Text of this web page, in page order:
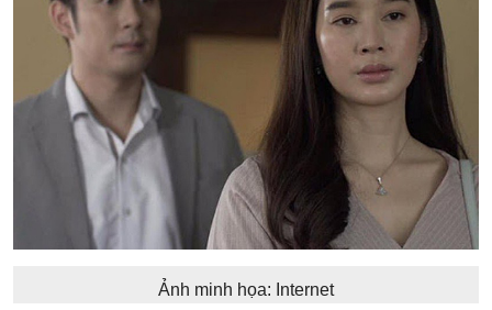
Ảnh minh họa: Internet